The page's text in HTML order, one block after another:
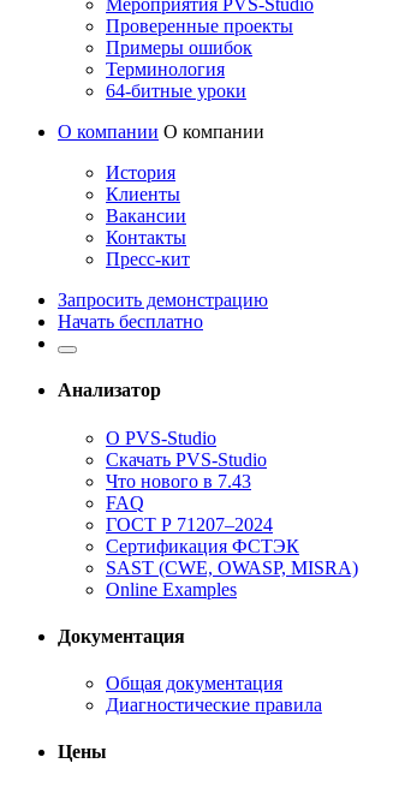
Мероприятия PVS-Studio
Проверенные проекты
Примеры ошибок
Терминология
64-битные уроки
О компании О компании
История
Клиенты
Вакансии
Контакты
Пресс-кит
Запросить демонстрацию
Начать бесплатно
Анализатор
О PVS-Studio
Скачать PVS-Studio
Что нового в 7.43
FAQ
ГОСТ Р 71207–2024
Сертификация ФСТЭК
SAST (CWE, OWASP, MISRA)
Online Examples
Документация
Общая документация
Диагностические правила
Цены